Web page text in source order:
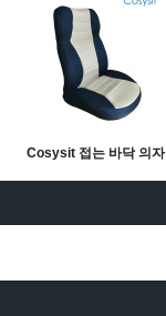
Cosysit 접는 바닥 의자